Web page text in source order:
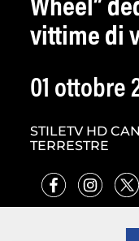
Wheel”
vittime di
01 ottobre
STILETV HD
TERRESTRE